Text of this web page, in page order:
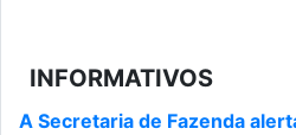
INFORMATIVOS
A Secretaria de Fazenda